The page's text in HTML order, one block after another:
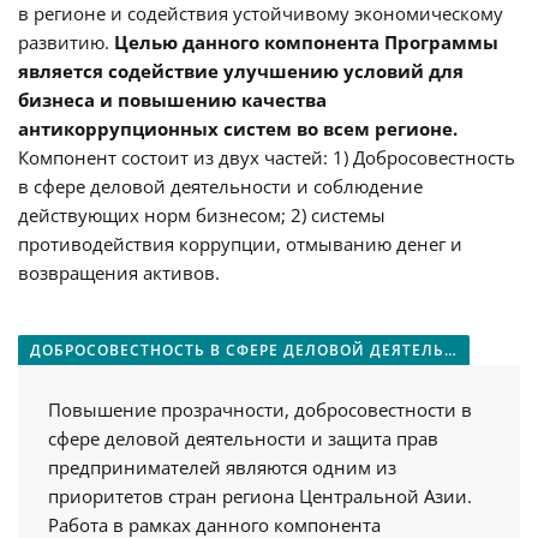
в регионе и содействия устойчивому экономическому
развитию. Целью данного компонента Программы
является содействие улучшению условий для
бизнеса и повышению качества
антикоррупционных систем во всем регионе.
Компонент состоит из двух частей: 1) Добросовестность
в сфере деловой деятельности и соблюдение
действующих норм бизнесом; 2) системы
противодействия коррупции, отмыванию денег и
возвращения активов.
ДОБРОСОВЕСТНОСТЬ В СФЕРЕ ДЕЛОВОЙ ДЕЯТЕЛЬНОСТИ И СОБЛЮДЕНИЕ ДЕЙСТВУЮЩИХ НОРМ БИЗНЕСОМ
Повышение прозрачности, добросовестности в
сфере деловой деятельности и защита прав
предпринимателей являются одним из
приоритетов стран региона Центральной Азии.
Работа в рамках данного компонента